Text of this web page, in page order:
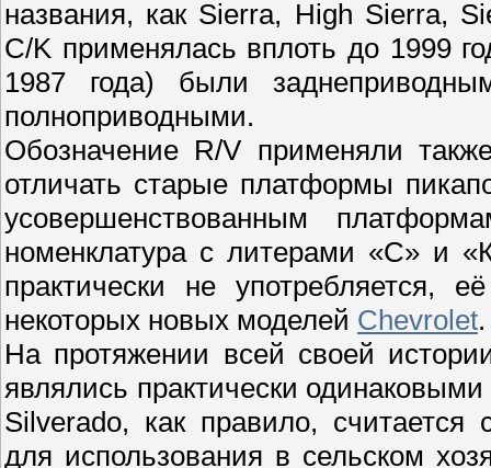
названия, как Sierra, High Sierra,
C/K применялась вплоть до 1999
1987 года) были
полноприводными.
Обозначение R/V применяли
отличать старые платформы
усовершенствованным
номенклатура с литерами «С» и
практически не употребляется,
некоторых новых моделей Chevrolet.
На протяжении всей своей
являлись практически
Silverado, как правило, считается
для использования в сельском